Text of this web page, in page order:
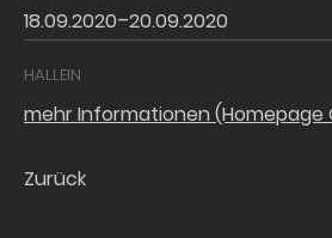
18.09.2020–20.09.2020
HALLEIN
mehr Informationen (Homepage
Zurück